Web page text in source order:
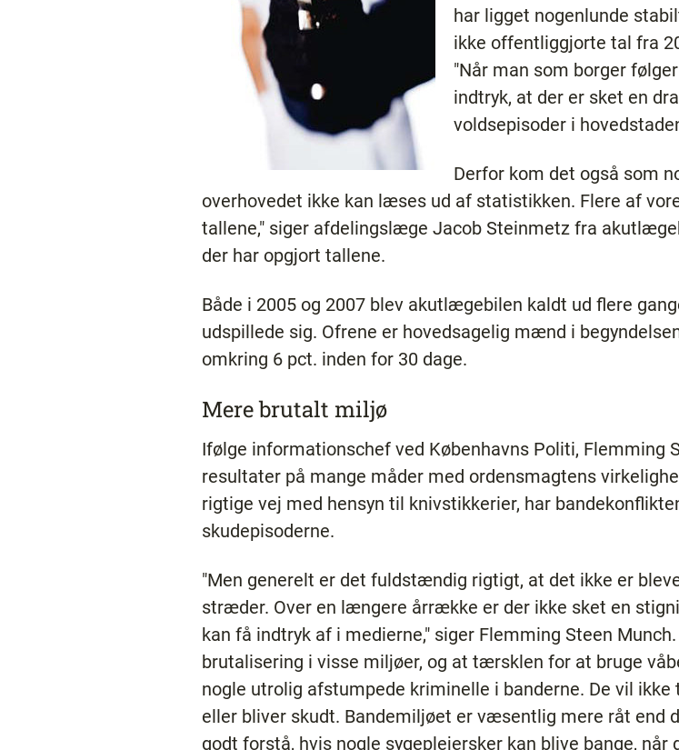
har ligget nogenlunde
ikke offentliggjorte tal fra
"Når man som borger
indtryk, at der er sket en
voldsepisoder i
Derfor kom det også som
overhovedet ikke kan læses ud af statistikken. Flere af
tallene," siger afdelingslæge Jacob Steinmetz fra
der har opgjort tallene.
Både i 2005 og 2007 blev akutlægebilen kaldt ud flere
udspillede sig. Ofrene er hovedsagelig mænd i
omkring 6 pct. inden for 30 dage.
Mere brutalt miljø
Ifølge informationschef ved Københavns Politi, Flemming
resultater på mange måder med ordensmagtens
rigtige vej med hensyn til knivstikkerier, har
skudepisoderne.
"Men generelt er det fuldstændig rigtigt, at det ikke er
stræder. Over en længere årrække er der ikke sket en
kan få indtryk af i medierne," siger Flemming Steen
brutalisering i visse miljøer, og at tærsklen for at bruge
nogle utrolig afstumpede kriminelle i banderne. De vil
eller bliver skudt. Bandemiljøet er væsentlig mere råt end
godt forstå, hvis nogle sygeplejersker kan blive bange,